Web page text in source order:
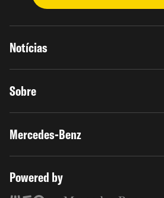
Notícias
Sobre
Mercedes-Benz
Powered by